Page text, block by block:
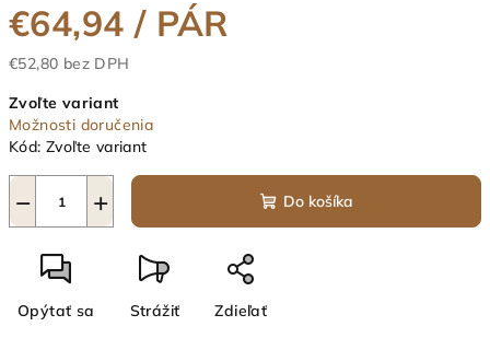
€64,94 / PÁR
€52,80 bez DPH
cena:
Zvoľte variant
Možnosti doručenia
Kód: Zvoľte variant
+
− Do košíka
Opýtať sa Strážiť Zdieľať